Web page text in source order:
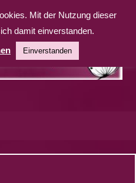
Mit der Nutzung dieser
damit einverstanden.
Einverstanden